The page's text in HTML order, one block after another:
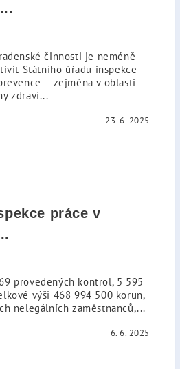
činnosti je neméně
Státního úřadu inspekce
– zejména v oblasti
zdraví...
23. 6. 2025
práce v
provedených kontrol, 5 595
výši 468 994 500 korun,
nelegálních zaměstnanců,...
6. 6. 2025